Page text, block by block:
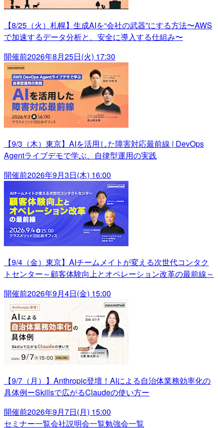
【8/25（火）札幌】生成AIを“会社の武器”にする方法〜AWS
で加速するデータ分析と、安全に導入する仕組み〜
開催前2026年8月25日(火) 17:30
【9/3（木）東京】AIを活用した障害対応最前線 | DevOps
Agentライブデモで学ぶ、自律型運用の実践
開催前2026年9月3日(木) 16:00
【9/4（金）東京】AIチームメイトが変える次世代コンタク
トセンター～顧客体験向上とオペレーション改革の最前線～
開催前2026年9月4日(金) 15:00
【9/7（月）】Anthropic登壇！AIによる自治体業務効率化の
具体例ーSkillsで広がるClaudeの使い方ー
開催前2026年9月7日(月) 15:00
セミナー一覧会社説明会一覧勉強会一覧